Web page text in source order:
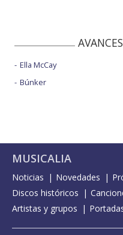
Ella McCay
Búnker
MUSICALIA
Noticias Novedades
Discos históricos
Artistas y grupos